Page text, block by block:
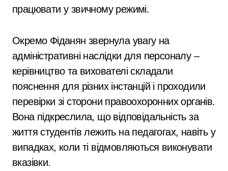
працювати у звичному режимі.
Окремо Фіданян звернула увагу на
адміністративні наслідки для персоналу –
керівництво та вихователі складали
пояснення для різних інстанцій і проходили
перевірки зі сторони правоохоронних органів.
Вона підкреслила, що відповідальність за
життя студентів лежить на педагогах, навіть у
випадках, коли ті відмовляються виконувати
вказівки.